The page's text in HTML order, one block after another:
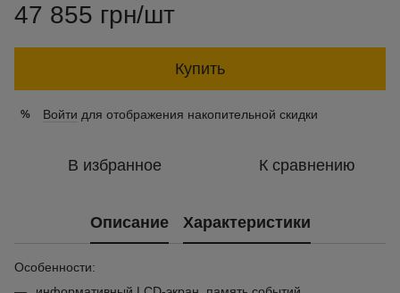
47 855 грн/шт
Купить
% Войти для отображения накопительной скидки
В избранное К сравнению
Описание Характеристики
Особенности: